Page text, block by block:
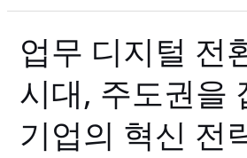
털
전
환
(DX)
업무 디지털 전
시대, 주도권을
기업의 혁신 전
업
무
디
털